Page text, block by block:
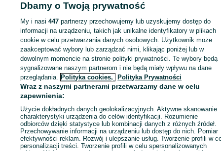
Zaloguj się lub załóż konto na OLX, aby skontaktować się z
sprzedającym
Zaloguj się / Załóż konto
Kup
Dbamy o Twoją prywatność
My i nasi447 partnerzy przechowujemy lub uzyskujemy dostęp do
informacji na urządzeniu, takich jak unikalne identyfikatory w plikach
cookie w celu przetwarzania danych osobowych. Użytkownik może
zaakceptować wybory lub zarządzać nimi, klikając poniżej lub w
dowolnym momencie na stronie polityki prywatności. Te wybory będą
sygnalizowane naszym partnerom i nie będą miały wpływu na dane
przeglądania. Polityka cookies, Polityka Prywatności
Wraz z naszymi partnerami przetwarzamy dane w celu
zapewnienia:
Użycie dokładnych danych geolokalizacyjnych. Aktywne skanowanie
charakterystyki urządzenia do celów identyfikacji. Rozumienie
odbiorców dzięki statystyce lub kombinacji danych z różnych źródeł.
Przechowywanie informacji na urządzeniu lub dostęp do nich. Pomiar
efektywności reklam. Rozwój i ulepszanie usług. Tworzenie profili w
personalizacji treści. Tworzenie profili w celu spersonalizowanych